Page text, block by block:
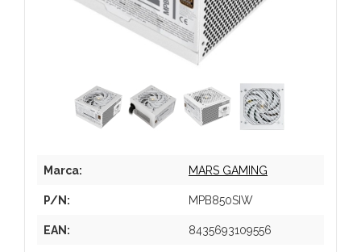
Marca: MARS GAMING
P/N: MPB850SIW
EAN: 8435693109556